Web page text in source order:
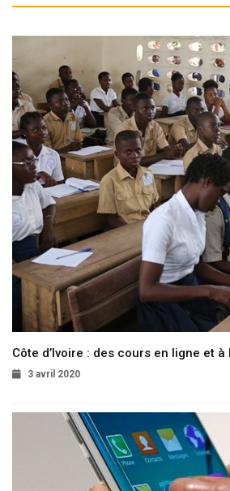
Côte d’Ivoire : des cours en ligne et
3 avril 2020